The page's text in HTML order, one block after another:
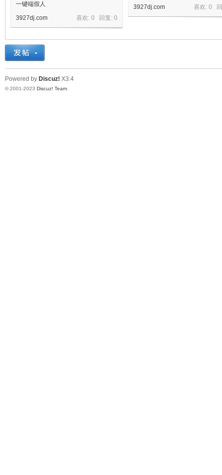
一键端假人
喜欢: 0 回复: 0
3927dj.com
喜欢: 0
3927dj.com
Powered by Discuz! X3.4
© 2001-2023 Discuz! Team.